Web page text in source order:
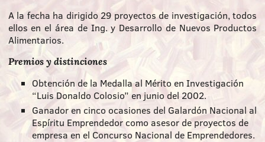
A la fecha ha dirigido 29 proyectos de investigación, todos
ellos en el área de Ing. y Desarrollo de Nuevos Productos
Alimentarios.
Premios y distinciones
Obtención de la Medalla al Mérito en Investigación
“Luis Donaldo Colosio” en junio del 2002.
Ganador en cinco ocasiones del Galardón Nacional al
Espíritu Emprendedor como asesor de proyectos de
empresa en el Concurso Nacional de Emprendedores.